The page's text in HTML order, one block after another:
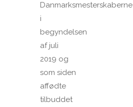
Danmarksmesterskaberne
i
begyndelsen
af juli
2019 og
som siden
affødte
tilbuddet